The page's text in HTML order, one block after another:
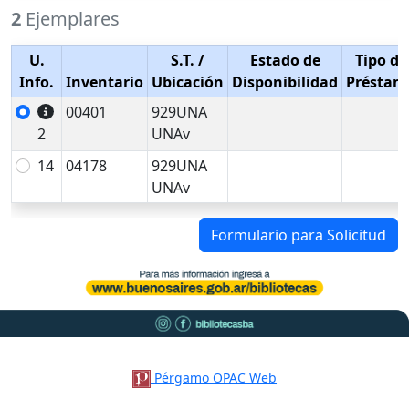
2 Ejemplares
U.
Info.
Inventario
S.T. /
Ubicación
Estado de
Disponibilidad
Tipo de
2
00401
929UNA
UNAv
14 04178
929UNA
UNAv
Formulario para Solicitud
Pérgamo OPAC Web